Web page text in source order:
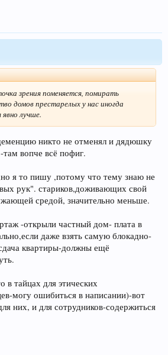
зрения поменяется, помирать
домов престарелых у нас иногда
лучше.
никто не отменял и дядюшку
-там вопче всё пофиг.
я то пишу ,потому что тему знаю не
рук". стариков,доживающих свой
средой, значительно меньше.
-открыли частный дом- плата в
даже взять самую блокадно-
квартиры-должны ещё
в тайцах для этических
могу ошибиться в написании)-вот
них, и для сотрудников-содержиться